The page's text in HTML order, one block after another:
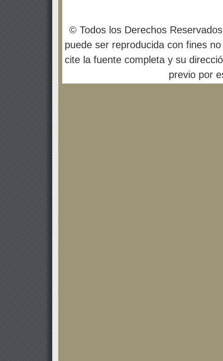
© Todos los Derechos
puede ser reproducida con fines
cite la fuente completa y su
previo por